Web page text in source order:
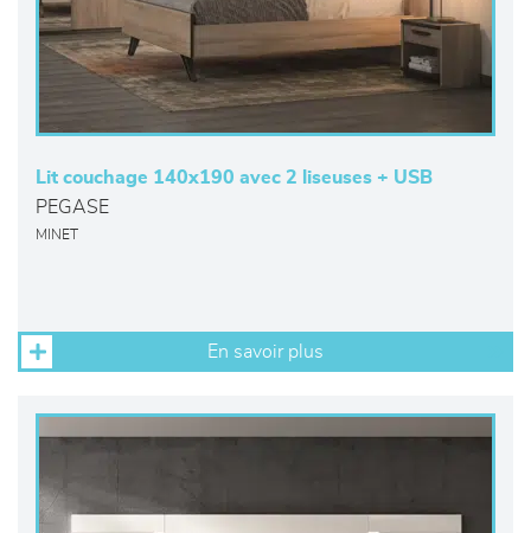
Lit couchage 140x190 avec 2 liseuses + USB
PEGASE
MINET
En savoir plus